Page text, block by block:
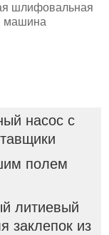
шлифовальная
машина
насос с
полем
литиевый
заклепок из